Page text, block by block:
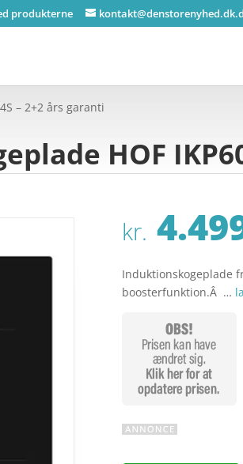
produkterne
– 2+2 års garanti
HOF
kr.
Induktionskogeplade
boosterfunktion.Â …